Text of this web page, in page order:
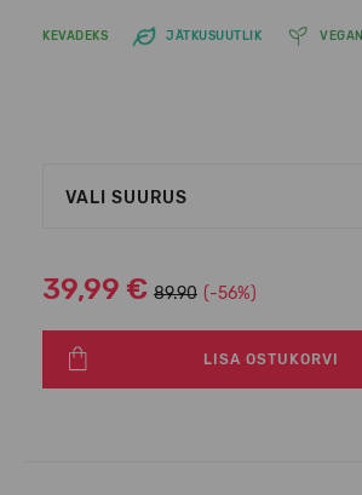
KEVADEKS JÄTKUSUUTLIK VEGAN
VALI SUURUS
39,99 € 89.90 (-56%)
LISA OSTUKORVI